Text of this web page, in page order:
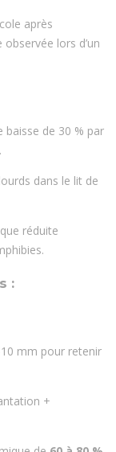
après
observée lors d’un
baisse de 30 % par
dans le lit de
réduite
:
mm pour retenir
+